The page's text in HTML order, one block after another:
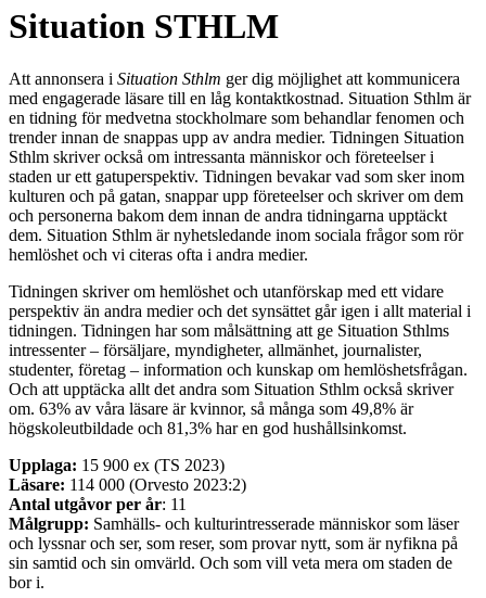
Situation STHLM
Att annonsera i Situation Sthlm ger dig möjlighet att kommunicera
med engagerade läsare till en låg kontaktkostnad. Situation Sthlm är
en tidning för medvetna stockholmare som behandlar fenomen och
trender innan de snappas upp av andra medier. Tidningen Situation
Sthlm skriver också om intressanta människor och företeelser i
staden ur ett gatuperspektiv. Tidningen bevakar vad som sker inom
kulturen och på gatan, snappar upp företeelser och skriver om dem
och personerna bakom dem innan de andra tidningarna upptäckt
dem. Situation Sthlm är nyhetsledande inom sociala frågor som rör
hemlöshet och vi citeras ofta i andra medier.
Tidningen skriver om hemlöshet och utanförskap med ett vidare
perspektiv än andra medier och det synsättet går igen i allt material i
tidningen. Tidningen har som målsättning att ge Situation Sthlms
intressenter – försäljare, myndigheter, allmänhet, journalister,
studenter, företag – information och kunskap om hemlöshetsfrågan.
Och att upptäcka allt det andra som Situation Sthlm också skriver
om. 63% av våra läsare är kvinnor, så många som 49,8% är
högskoleutbildade och 81,3% har en god hushållsinkomst.
Upplaga: 15 900 ex (TS 2023)
Läsare: 114 000 (Orvesto 2023:2)
Antal utgåvor per år: 11
Målgrupp: Samhälls- och kulturintresserade människor som läser
och lyssnar och ser, som reser, som provar nytt, som är nyfikna på
sin samtid och sin omvärld. Och som vill veta mera om staden de
bor i.